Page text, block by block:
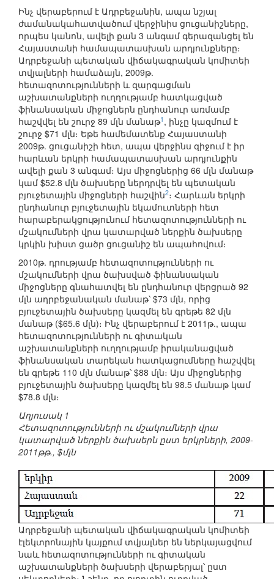
Ինչ վերաբերում է Ադրբեջանին, ապա նշյալ
ժամանակահատվածում վերջինիս ցուցանիշները,
որպես կանոն, ավելի քան 3 անգամ գերազանցել են
Հայաստանի համապատասխան արդյունքները։
Ադրբեջանի պետական վիճակագրական կոմիտեի
տվյալների համաձայն, 2009թ.
հետազոտությունների և զարգացման
աշխատանքների ուղղությամբ հատկացված
ֆինանսական միջոցներն ընդհանուր առմամբ
հաշվվել են շուրջ 89 մլն մանաթ1 , ինչը կազմում է
շուրջ $71 մլն։ Եթե համեմատենք Հայաստանի
2009թ. ցուցանիշի հետ, ապա վերջինս զիջում է իր
հարևան երկրի համապատասխան արդյունքին
ավելի քան 3 անգամ։ Այս միջոցներից 66 մլն մանաթ
կամ $52.8 մլն ծախսերը ներդրվել են պետական
բյուջետային միջոցների հաշվին2։ Հարևան երկրի
ընդհանուր բյուջետային եկամուտների հետ
հարաբերակցությունում հետազոտությունների ու
մշակումների վրա կատարված ներքին ծախսերը
կրկին խիստ ցածր ցուցանիշ են ապահովում։
2010թ. դրությամբ հետազոտությունների ու
մշակումների վրա ծախսված ֆինանսական
միջոցները գնահատվել են ընդհանուր վերցրած 92
մլն ադրբեջանական մանաթ՝ $73 մլն, որից
բյուջետային ծախսերը կազմել են գրեթե 82 մլն
մանաթ ($65.6 մլն)։ Ինչ վերաբերում է 2011թ., ապա
հետազոտությունների ու գիտական
աշխատանքների ուղղությամբ իրականացված
ֆինանսական տարեկան հատկացումները հաշվվել
են գրեթե 110 մլն մանաթ՝ $88 մլն։ Այս միջոցներից
բյուջետային ծախսերը կազմել են 98.5 մանաթ կամ
$78.8 մլն։
Աղյուսակ 1
Հետազոտությունների ու մշակումների վրա
կատարված ներքին ծախսերն ըստ երկրների, 2009-
2011թթ., $մլն
Ադրբեջանի պետական վիճակագրական կոմիտեի
էլեկտրոնային կայքում տվյալներ են ներկայացվում
նաև հետազոտությունների ու գիտական
աշխատանքների ծախսերի վերաբերյալ՝ ըստ